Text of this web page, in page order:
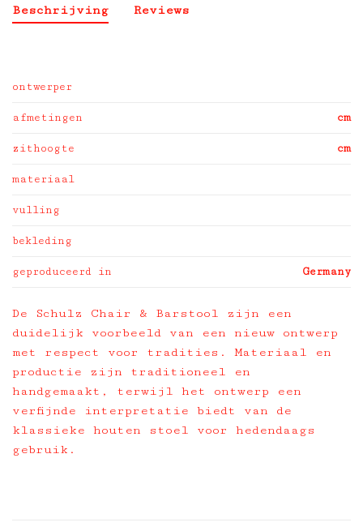
Beschrijving Reviews
ontwerper
afmetingen cm
zithoogte cm
materiaal
vulling
bekleding
geproduceerd in Germany
De Schulz Chair & Barstool zijn een
duidelijk voorbeeld van een nieuw ontwerp
met respect voor tradities. Materiaal en
productie zijn traditioneel en
handgemaakt, terwijl het ontwerp een
verfijnde interpretatie biedt van de
klassieke houten stoel voor hedendaags
gebruik.